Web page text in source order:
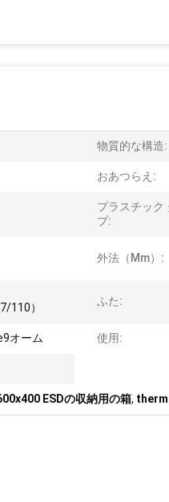
物質的な構造:
おあつらえ:
プラスチック
プ:
外法（mm）:
110）
ふた:
オーム 使用:
ESDの収納用の箱,